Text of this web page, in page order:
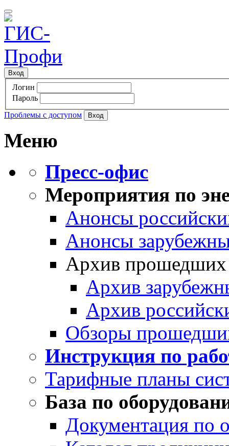
Вход
Логин
Пароль
Проблемы с доступом
Меню
Пресс-офис
Мероприятия по
Анонсы
Анонсы
Архив прошедших
Архив
Архив
Обзоры
Инструкция по
Тарифные планы
База по
Документация по